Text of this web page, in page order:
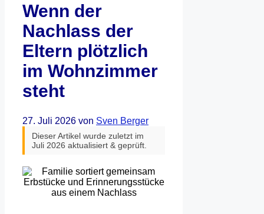
Wenn der
Nachlass der
Eltern plötzlich
im Wohnzimmer
steht
27. Juli 2026 von Sven Berger
Dieser Artikel wurde zuletzt im
Juli 2026 aktualisiert & geprüft.